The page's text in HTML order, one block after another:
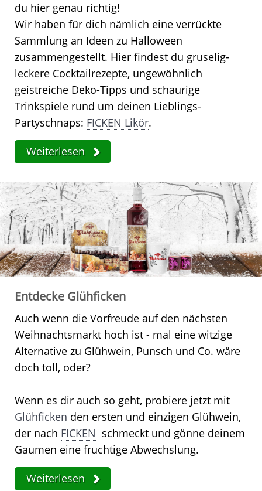
du hier genau richtig!
Wir haben für dich nämlich eine verrückte
Sammlung an Ideen zu Halloween
zusammengestellt. Hier findest du gruselig-
leckere Cocktailrezepte, ungewöhnlich
geistreiche Deko-Tipps und schaurige
Trinkspiele rund um deinen Lieblings-
Partyschnaps: FICKEN Likör.
Weiterlesen
Entdecke Glühficken
Auch wenn die Vorfreude auf den nächsten
Weihnachtsmarkt hoch ist - mal eine witzige
Alternative zu Glühwein, Punsch und Co. wäre
doch toll, oder?
Wenn es dir auch so geht, probiere jetzt mit
Glühficken den ersten und einzigen Glühwein,
der nach FICKEN schmeckt und gönne deinem
Gaumen eine fruchtige Abwechslung.
Weiterlesen